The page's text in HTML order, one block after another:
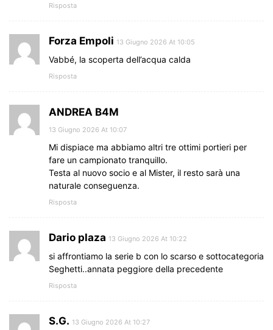
Risposta
Forza Empoli 13 Giugno 2026 At 10:05
Vabbé, la scoperta dell’acqua calda
Risposta
ANDREA B4M
13 Giugno 2026 At 10:07
Mi dispiace ma abbiamo altri tre ottimi portieri per
fare un campionato tranquillo.
Testa al nuovo socio e al Mister, il resto sarà una
naturale conseguenza.
Risposta
Dario plaza 13 Giugno 2026 At 10:22
si affrontiamo la serie b con lo scarso e sottocategoria
Seghetti..annata peggiore della precedente
Risposta
S.G. 13 Giugno 2026 At 10:27